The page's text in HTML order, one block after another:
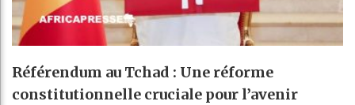
Référendum au Tchad : Une réforme
constitutionnelle cruciale pour l’avenir